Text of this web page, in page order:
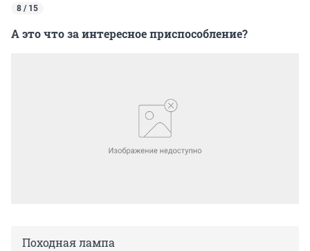
8 / 15
А это что за интересное приспособление?
Походная лампа